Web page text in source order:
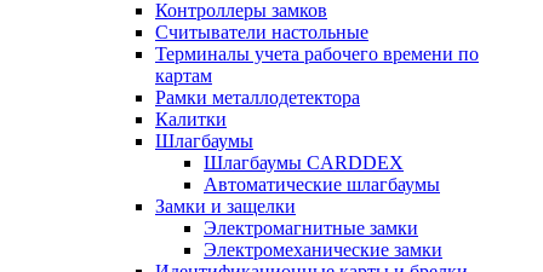
Контроллеры замков
Считыватели настольные
Терминалы учета рабочего времени по
картам
Рамки металлодетектора
Калитки
Шлагбаумы
Шлагбаумы CARDDEX
Автоматические шлагбаумы
Замки и защелки
Электромагнитные замки
Электромеханические замки